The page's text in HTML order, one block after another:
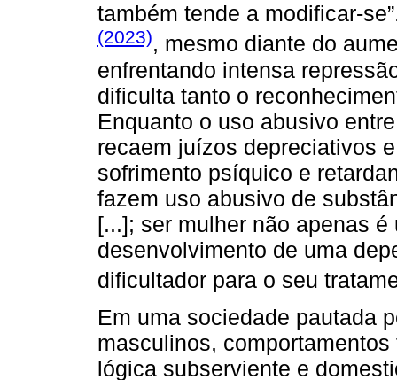
também tende a modificar-
(2023), mesmo diante do
enfrentando intensa
dificulta tanto o
Enquanto o uso abusivo
recaem juízos depreciativos
sofrimento psíquico e
fazem uso abusivo de
[...]; ser mulher não apenas
desenvolvimento de uma
dificultador para o seu
Em uma sociedade pautada
masculinos,
lógica subserviente e